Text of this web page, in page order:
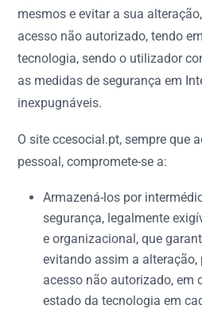
mesmos e evitar a sua
acesso não autorizado, tendo
tecnologia, sendo o utilizador
as medidas de segurança em
inexpugnáveis.
O site ccesocial.pt, sempre que
pessoal, compromete-se a:
Armazená-los por
segurança, legalmente
e organizacional, que
evitando assim a alteração,
acesso não autorizado, em
estado da tecnologia em